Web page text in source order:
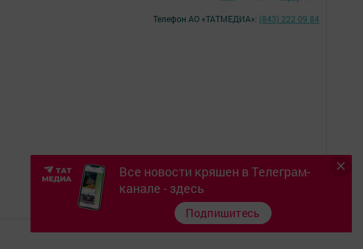
Все новости кряшен в Телеграм-
канале - здесь
Подпишитесь
Телефон АО «ТАТМЕДИА»: (843) 222 09 84